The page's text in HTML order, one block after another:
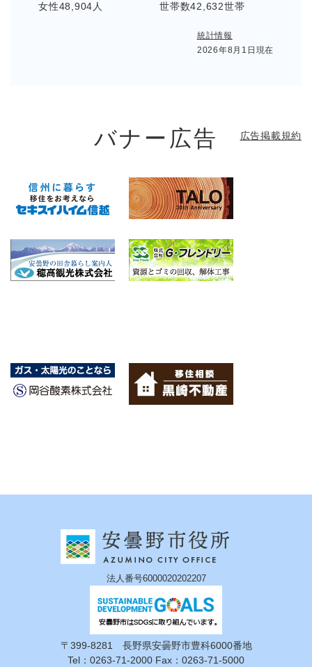
女性48,904人 世帯数42,632世帯
統計情報
2026年8月1日現在
バナー広告 広告掲載規約
法人番号6000020202207
〒399-8281 長野県安曇野市豊科6000番地
Tel：0263-71-2000 Fax：0263-71-5000